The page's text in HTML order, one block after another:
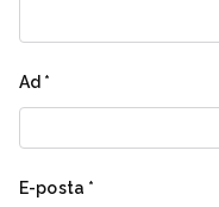
Ad *
E-posta *